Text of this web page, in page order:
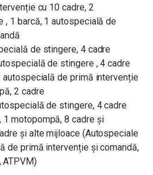
cu 10 cadre, 2
, 1 barcă, 1 autospecială de
de stingere, 4 cadre
de stingere , 4 cadre
autospecială de primă intervenție
2 cadre
de stingere, 4 cadre
1 motopompă, 8 cadre și
și alte mijloace (Autospeciale
de primă intervenție și comandă,
ATPVM)